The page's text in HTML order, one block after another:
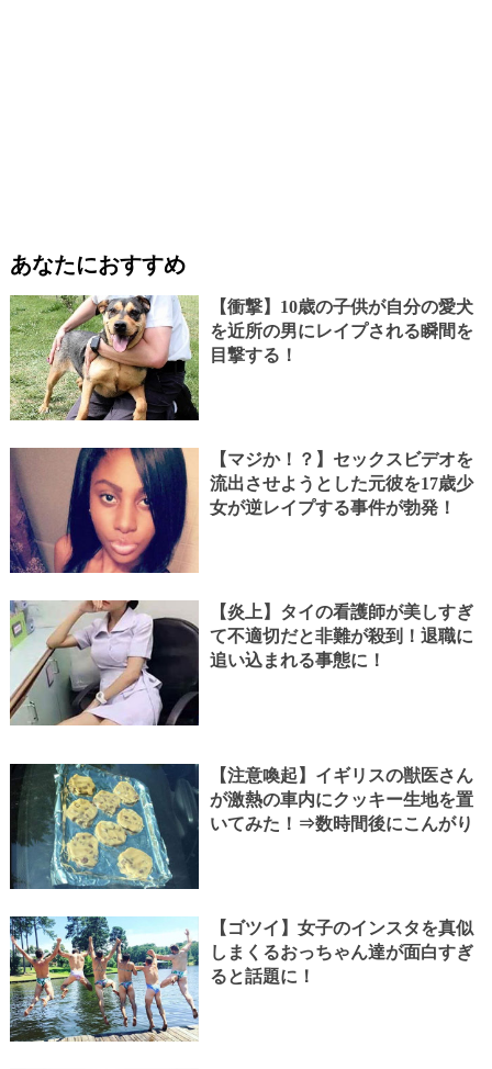
あなたにおすすめ
【衝撃】10歳の子供が自分の愛犬
を近所の男にレイプされる瞬間を
目撃する！
【マジか！？】セックスビデオを
流出させようとした元彼を17歳少
女が逆レイプする事件が勃発！
【炎上】タイの看護師が美しすぎ
て不適切だと非難が殺到！退職に
追い込まれる事態に！
【注意喚起】イギリスの獣医さん
が激熱の車内にクッキー生地を置
いてみた！⇒数時間後にこんがり
【ゴツイ】女子のインスタを真似
しまくるおっちゃん達が面白すぎ
ると話題に！